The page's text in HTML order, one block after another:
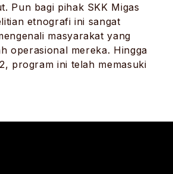
Pun bagi pihak SKK Migas
etnografi ini sangat
masyarakat yang
operasional mereka. Hingga
program ini telah memasuki